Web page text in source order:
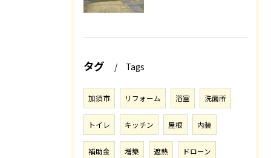
タグ Tags
加須市 リフォーム 浴室 洗面所
トイレ キッチン 屋根 内装
補助金 増築 遮熱 ドローン